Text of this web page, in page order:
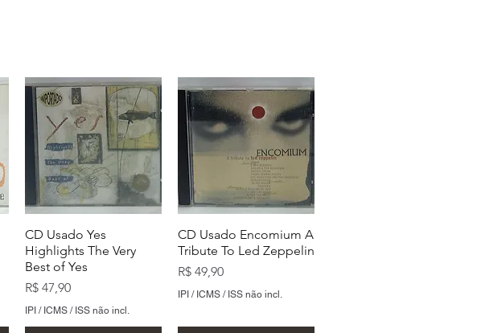
CD Usado Yes
Highlights The Very
Best of Yes
Preço
R$ 47,90
IPI / ICMS / ISS não incl.
CD Usado Encomium A
Tribute To Led Zeppelin
Preço
R$ 49,90
IPI / ICMS / ISS não incl.